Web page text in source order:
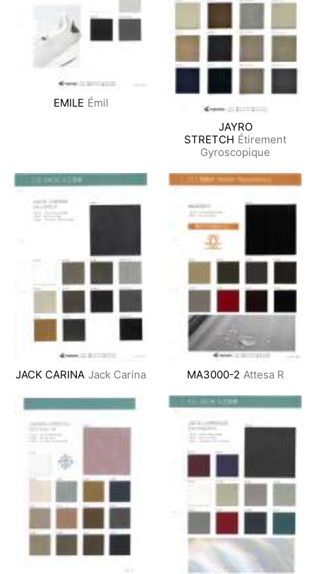
EMILE Émil
JAYRO
STRETCH Étirement
Gyroscopique
JACK CARINA Jack Carina MA3000-2 Attesa R